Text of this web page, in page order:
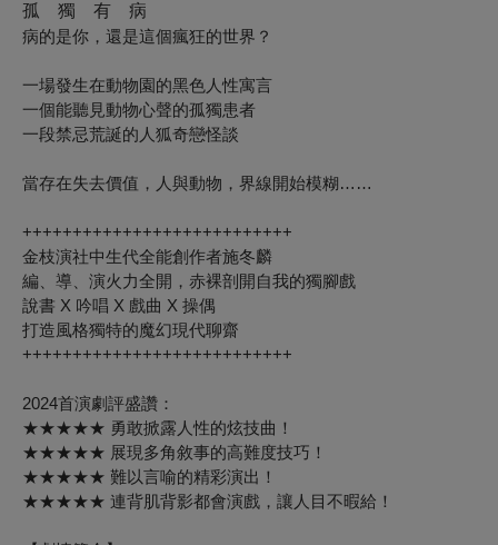
孤 獨 有 病
病的是你，還是這個瘋狂的世界？
一場發生在動物園的黑色人性寓言
一個能聽見動物心聲的孤獨患者
一段禁忌荒誕的人狐奇戀怪談
當存在失去價值，人與動物，界線開始模糊……
+++++++++++++++++++++++++++
金枝演社中生代全能創作者施冬麟
編、導、演火力全開，赤裸剖開自我的獨腳戲
說書 X 吟唱 X 戲曲 X 操偶
打造風格獨特的魔幻現代聊齋
+++++++++++++++++++++++++++
2024首演劇評盛讚：
★★★★★ 勇敢掀露人性的炫技曲！
★★★★★ 展現多角敘事的高難度技巧！
★★★★★ 難以言喻的精彩演出！
★★★★★ 連背肌背影都會演戲，讓人目不暇給！